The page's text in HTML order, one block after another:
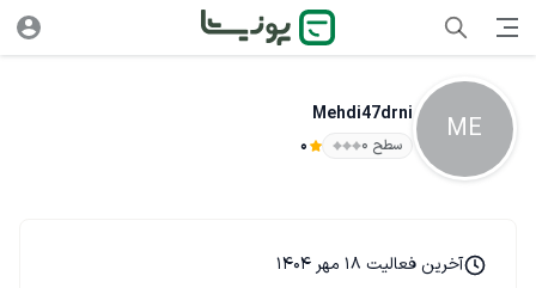
ME
Mehdi47drni
سطح ۰ 0
آخرین فعالیت 18 مهر 1404